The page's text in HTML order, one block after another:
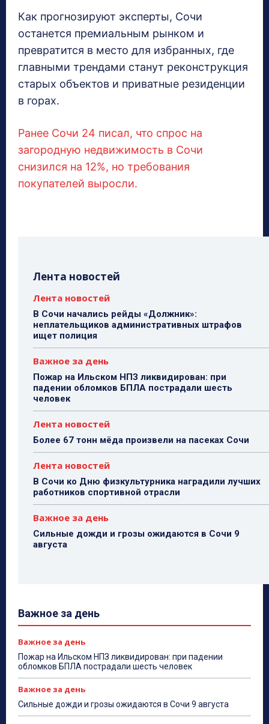
Как прогнозируют эксперты, Сочи
останется премиальным рынком и
превратится в место для избранных, где
главными трендами станут реконструкция
старых объектов и приватные резиденции
в горах.
Ранее Сочи 24 писал, что спрос на
загородную недвижимость в Сочи
снизился на 12%, но требования
покупателей выросли.
Лента новостей
Лента новостей
В Сочи начались рейды «Должник»:
неплательщиков административных штрафов
ищет полиция
Важное за день
Пожар на Ильском НПЗ ликвидирован: при
падении обломков БПЛА пострадали шесть
человек
Лента новостей
Более 67 тонн мёда произвели на пасеках Сочи
Лента новостей
В Сочи ко Дню физкультурника наградили лучших
работников спортивной отрасли
Важное за день
Сильные дожди и грозы ожидаются в Сочи 9
августа
Важное за день
Важное за день
Пожар на Ильском НПЗ ликвидирован: при падении
обломков БПЛА пострадали шесть человек
Важное за день
Сильные дожди и грозы ожидаются в Сочи 9 августа